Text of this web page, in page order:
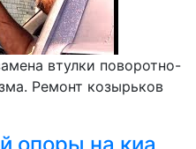
втулки поворотно-
Ремонт козырьков